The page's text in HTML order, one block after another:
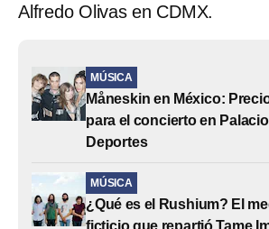
Alfredo Olivas en CDMX.
MÚSICA
Måneskin en México:
para el concierto en
Deportes
MÚSICA
¿Qué es el Rushium? El
ficticio que repartió Tame